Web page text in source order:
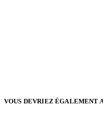
VOUS DEVRIEZ ÉGALEMENT